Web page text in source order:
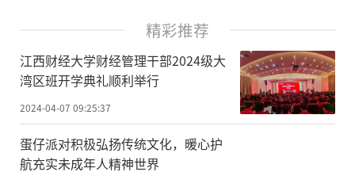
精彩推荐
江西财经大学财经管理干部2024级大
湾区班开学典礼顺利举行
2024-04-07 09:25:37
蛋仔派对积极弘扬传统文化，暖心护
航充实未成年人精神世界